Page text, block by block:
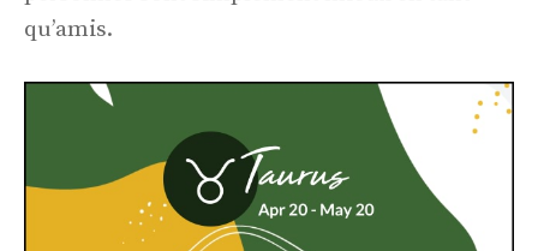
qu’amis.